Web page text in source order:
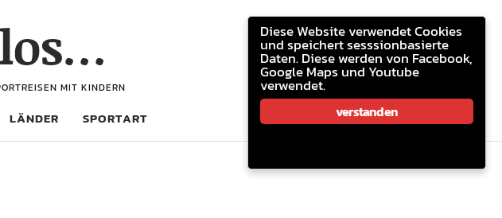
MIT KINDERN
LÄNDER SPORTART
Diese Website verwendet Cookies
und speichert sesssionbasierte
Daten. Diese werden von Facebook,
Google Maps und Youtube
verwendet.
verstanden